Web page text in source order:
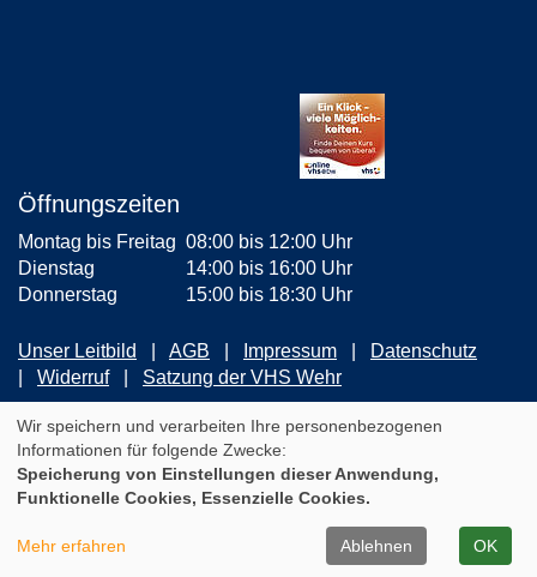
Öffnungszeiten
Montag bis Freitag 08:00 bis 12:00 Uhr
Dienstag
14:00 bis 16:00 Uhr
Donnerstag
15:00 bis 18:30 Uhr
Unser Leitbild AGB Impressum
Datenschutz
Widerruf
Satzung der VHS Wehr
ZUM NEWSLETTER ANMELDEN
Cookie Einstellungen
Kontrast
Wir speichern und verarbeiten Ihre personenbezogenen
Informationen für folgende Zwecke:
Speicherung von Einstellungen dieser Anwendung,
Funktionelle Cookies, Essenzielle Cookies.
Mehr erfahren Ablehnen OK